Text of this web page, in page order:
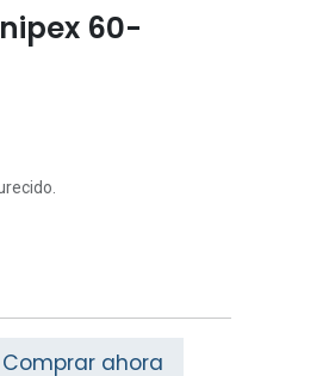
60-
Comprar ahora